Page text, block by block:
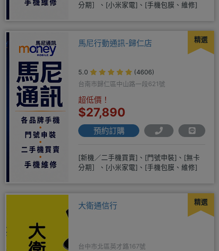
分期］、[小米家電]、[手機包膜、維修]
精選
馬尼行動通訊-歸仁店
5.0
(4606)
台南市歸仁區中山路一段621號
超低價！
$27,890
預約訂購
[新機／二手機買賣]、[門號申裝]、[無卡
分期］、[小米家電]、[手機包膜、維修]
精選
大衛通信行
台中市北區英才路167號